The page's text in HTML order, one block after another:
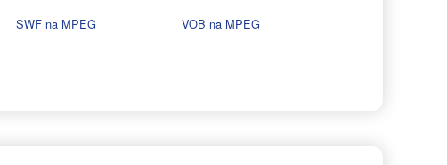
SWF na MPEG
VOB na MPEG